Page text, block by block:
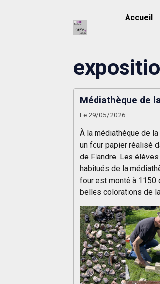
Accueil
Médiathèque de
Le 29/05/2026
À la médiathèque de
un four papier réalisé
de Flandre. Les élèves
habitués de la
four est monté à 1150
belles colorations de